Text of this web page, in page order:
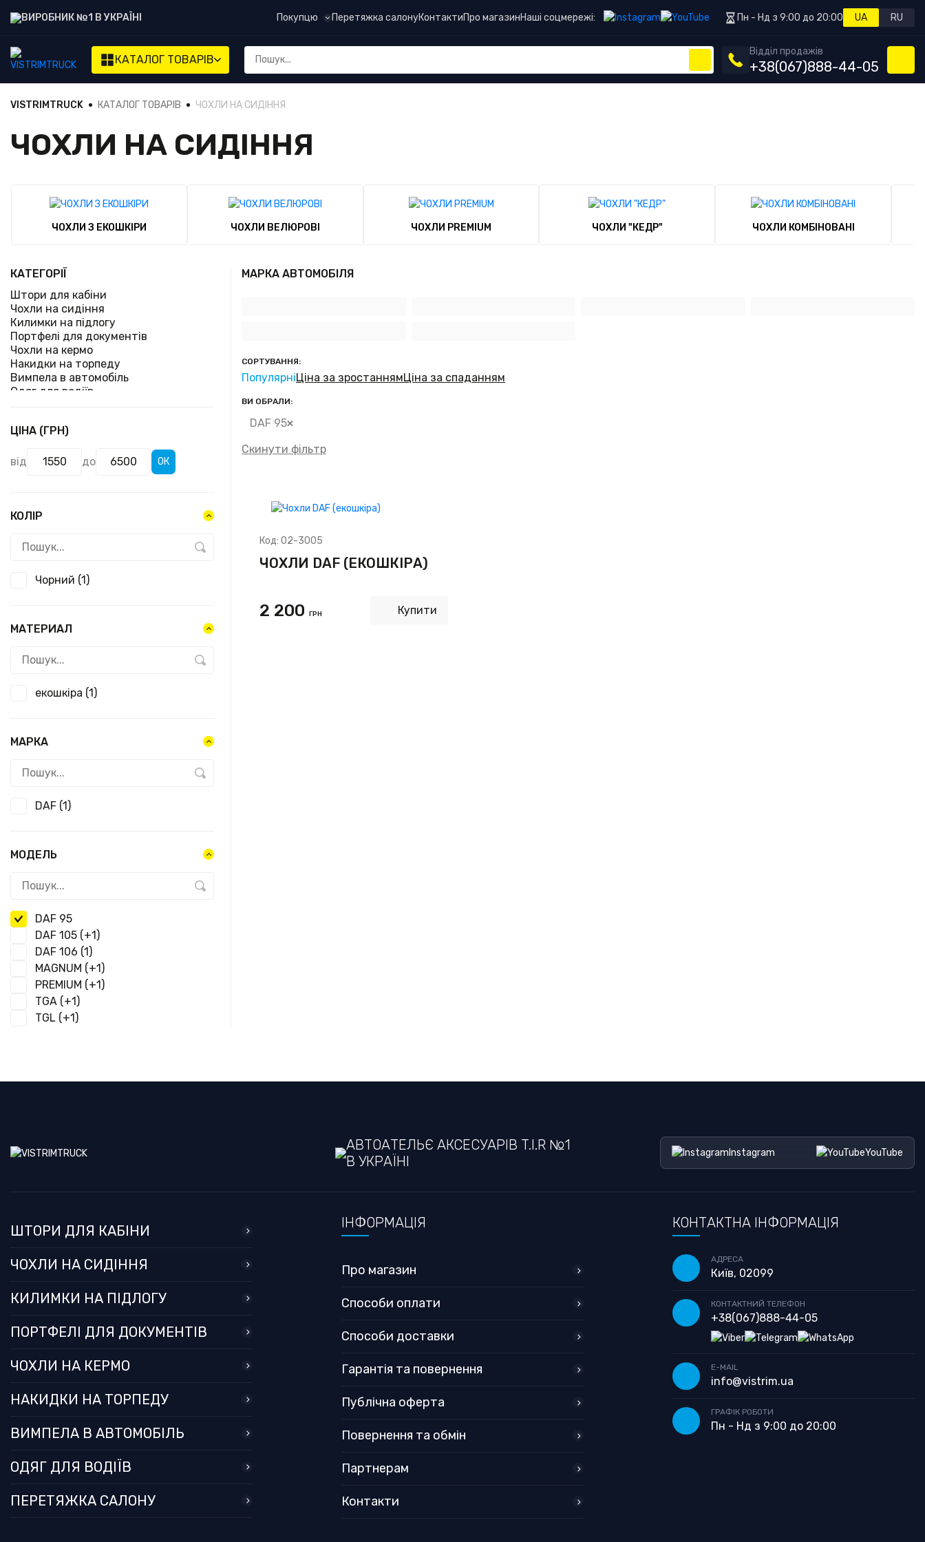
ВИРОБНИК №1 В УКРАЇНІ Покупцю Перетяжка салонуКонтактиПро магазинНаші соцмережі: Пн - Нд з 9:00 до 20:00 UA RU
КАТАЛОГ ТОВАРІВ
Відділ продажів
+38(067)888-44-05
VISTRIMTRUCK КАТАЛОГ ТОВАРІВ ЧОХЛИ НА СИДІННЯ
ЧОХЛИ НА СИДІННЯ
ЧОХЛИ З ЕКОШКІРИ ЧОХЛИ ВЕЛЮРОВІ ЧОХЛИ PREMIUM ЧОХЛИ "КЕДР" ЧОХЛИ КОМБІНОВАНІ
КАТЕГОРІЇ
Штори для кабіни
Чохли на сидіння
Килимки на підлогу
Портфелі для документів
Чохли на кермо
Накидки на торпеду
Вимпела в автомобіль
Одяг для водіїв
Подушки на підголовник
Полки на торпеду
Перетяжка салону
ЦІНА (ГРН)
від до ОК
КОЛІР
Чорний (1)
МАТЕРИАЛ
екошкіра (1)
МАРКА
DAF (1)
МОДЕЛЬ
DAF 95
DAF 105 (+1)
DAF 106 (1)
MAGNUM (+1)
PREMIUM (+1)
TGA (+1)
TGL (+1)
МАРКА АВТОМОБІЛЯ
СОРТУВАННЯ:
ПопулярніЦіна за зростаннямЦіна за спаданням
ВИ ОБРАЛИ:
DAF 95
Скинути фільтр
Код: 02-3005
ЧОХЛИ DAF (ЕКОШКIРА)
2 200 ГРН Купити
АВТОАТЕЛЬЄ АКСЕСУАРІВ T.I.R №1
В УКРАЇНІ
Instagram YouTube
ШТОРИ ДЛЯ КАБІНИ
ЧОХЛИ НА СИДІННЯ
КИЛИМКИ НА ПІДЛОГУ
ПОРТФЕЛІ ДЛЯ ДОКУМЕНТІВ
ЧОХЛИ НА КЕРМО
НАКИДКИ НА ТОРПЕДУ
ВИМПЕЛА В АВТОМОБІЛЬ
ОДЯГ ДЛЯ ВОДІЇВ
ПЕРЕТЯЖКА САЛОНУ
ІНФОРМАЦІЯ
Про магазин
Способи оплати
Способи доставки
Гарантія та повернення
Публічна оферта
Повернення та обмін
Партнерам
Контакти
КОНТАКТНА ІНФОРМАЦІЯ
АДРЕСА
Київ, 02099
КОНТАКТНИЙ ТЕЛЕФОН
+38(067)888-44-05
E-MAIL
info@vistrim.ua
ГРАФІК РОБОТИ
Пн - Нд з 9:00 до 20:00